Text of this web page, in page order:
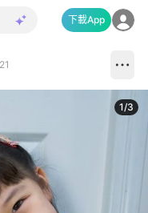
下載App
1/3